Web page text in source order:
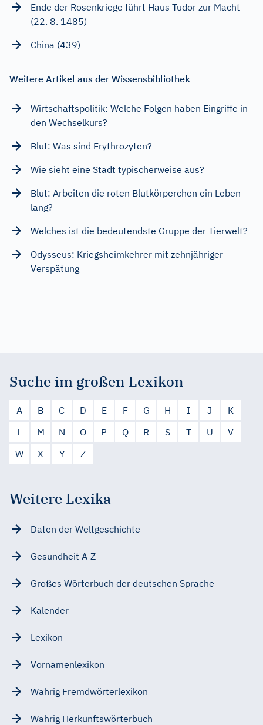
Ende der Rosenkriege führt Haus Tudor zur Macht
(22. 8. 1485)
China (439)
Weitere Artikel aus der Wissensbibliothek
Wirtschaftspolitik: Welche Folgen haben Eingriffe in
den Wechselkurs?
Blut: Was sind Erythrozyten?
Wie sieht eine Stadt typischerweise aus?
Blut: Arbeiten die roten Blutkörperchen ein Leben
lang?
Welches ist die bedeutendste Gruppe der Tierwelt?
Odysseus: Kriegsheimkehrer mit zehnjähriger
Verspätung
Suche im großen Lexikon
A B C D E F G H I J
K
L
M N O P Q R S T U
V
W
X Y Z
Weitere Lexika
Daten der Weltgeschichte
Gesundheit A-Z
Großes Wörterbuch der deutschen Sprache
Kalender
Lexikon
Vornamenlexikon
Wahrig Fremdwörterlexikon
Wahrig Herkunftswörterbuch